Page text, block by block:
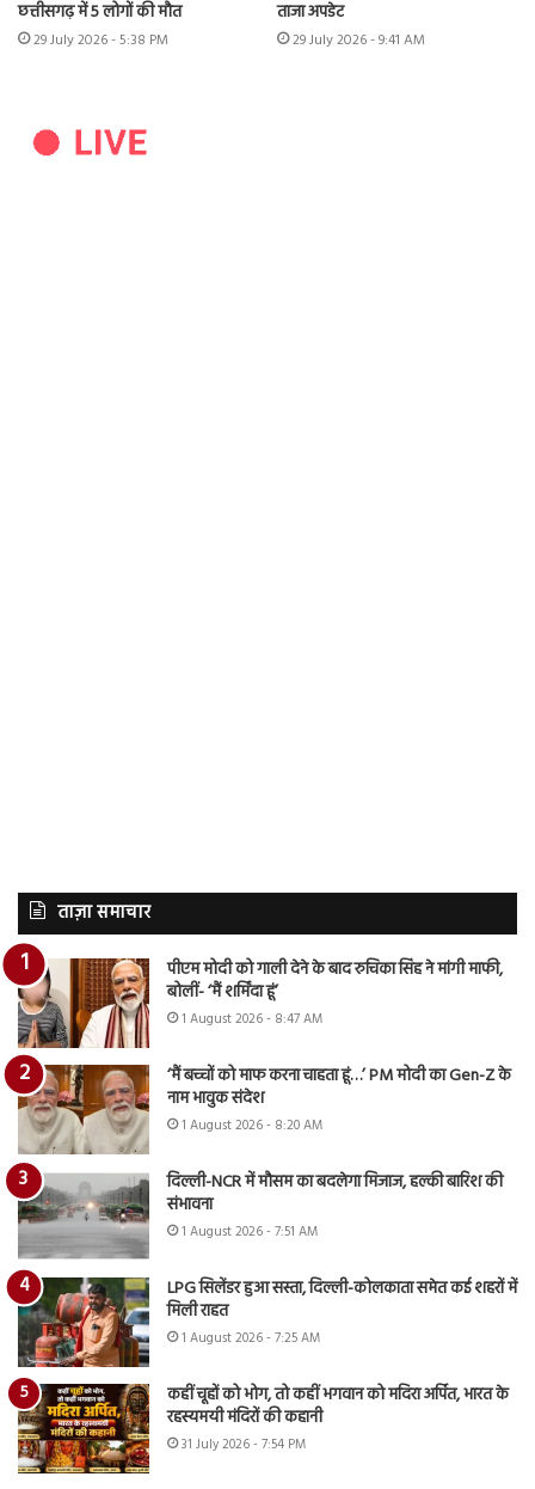
छत्तीसगढ़ में 5 लोगों की मौत
29 July 2026 - 5:38 PM
ताजा अपडेट
29 July 2026 - 9:41 AM
ताज़ा समाचार
पीएम मोदी को गाली देने के बाद रुचिका सिंह ने मांगी माफी,
बोलीं- ‘मैं शर्मिंदा हूं’
1 August 2026 - 8:47 AM
‘मैं बच्चों को माफ करना चाहता हूं…’ PM मोदी का Gen-Z के
नाम भावुक संदेश
1 August 2026 - 8:20 AM
दिल्ली-NCR में मौसम का बदलेगा मिजाज, हल्की बारिश की
संभावना
1 August 2026 - 7:51 AM
LPG सिलेंडर हुआ सस्ता, दिल्ली-कोलकाता समेत कई शहरों में
मिली राहत
1 August 2026 - 7:25 AM
कहीं चूहों को भोग, तो कहीं भगवान को मदिरा अर्पित, भारत के
रहस्यमयी मंदिरों की कहानी
31 July 2026 - 7:54 PM